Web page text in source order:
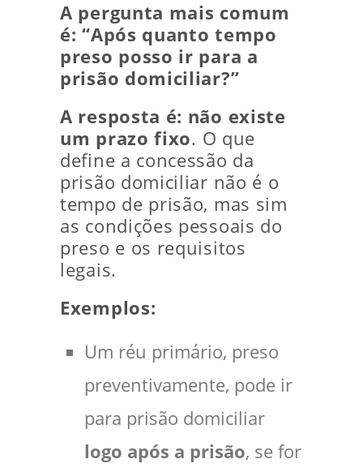
A pergunta mais comum
é: “Após quanto tempo
preso posso ir para a
prisão domiciliar?”
A resposta é: não existe
um prazo fixo. O que
define a concessão da
prisão domiciliar não é o
tempo de prisão, mas sim
as condições pessoais do
preso e os requisitos
legais.
Exemplos:
Um réu primário, preso
preventivamente, pode ir
para prisão domiciliar
logo após a prisão, se for